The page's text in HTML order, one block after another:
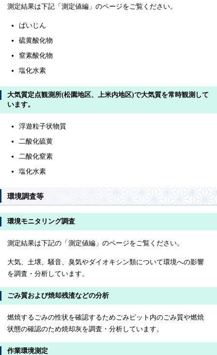
測定結果は下記「測定値編」のページをご覧ください。
ばいじん
硫黄酸化物
窒素酸化物
塩化水素
大気質定点観測所(松園地区、上米内地区)で大気質を常時観測して
います。
浮遊粒子状物質
二酸化硫黄
二酸化窒素
塩化水素
環境調査等
環境モニタリング調査
測定結果は下記の「測定値編」のページをご覧ください。
大気、土壌、騒音、臭気やダイオキシン類について環境への影響
を調査・分析しています。
ごみ質および焼却残渣などの分析
燃焼するごみの性状を確認するためごみピット内のごみ質や燃焼
状態の確認のため焼却灰を調査・分析しています。
作業環境測定